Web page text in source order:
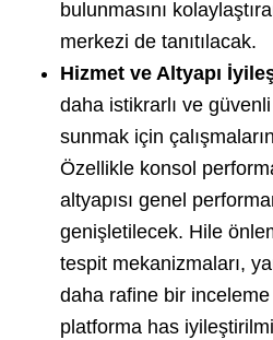
bulunmasını
merkezi de tanıtılacak.
Hizmet ve Altyapı
daha istikrarlı ve
sunmak için
Özellikle konsol
altyapısı genel
genişletilecek. Hile
tespit mekanizmaları,
daha rafine bir
platforma has